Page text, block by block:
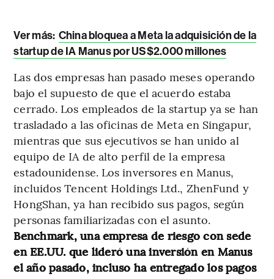
Ver más: China bloquea a Meta la adquisición de la
startup de IA Manus por US$2.000 millones
Las dos empresas han pasado meses operando
bajo el supuesto de que el acuerdo estaba
cerrado. Los empleados de la startup ya se han
trasladado a las oficinas de Meta en Singapur,
mientras que sus ejecutivos se han unido al
equipo de IA de alto perfil de la empresa
estadounidense. Los inversores en Manus,
incluidos Tencent Holdings Ltd., ZhenFund y
HongShan, ya han recibido sus pagos, según
personas familiarizadas con el asunto.
Benchmark, una empresa de riesgo con sede
en EE.UU. que lideró una inversión en Manus
el año pasado, incluso ha entregado los pagos